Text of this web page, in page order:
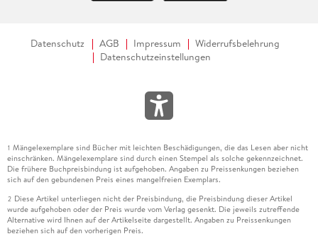
Datenschutz AGB Impressum
Widerrufsbelehrung
Datenschutzeinstellungen
1 Mängelexemplare sind Bücher mit leichten Beschädigungen, die das Lesen aber nicht
einschränken. Mängelexemplare sind durch einen Stempel als solche gekennzeichnet.
Die frühere Buchpreisbindung ist aufgehoben. Angaben zu Preissenkungen beziehen
sich auf den gebundenen Preis eines mangelfreien Exemplars.
2 Diese Artikel unterliegen nicht der Preisbindung, die Preisbindung dieser Artikel
wurde aufgehoben oder der Preis wurde vom Verlag gesenkt. Die jeweils zutreffende
Alternative wird Ihnen auf der Artikelseite dargestellt. Angaben zu Preissenkungen
beziehen sich auf den vorherigen Preis.